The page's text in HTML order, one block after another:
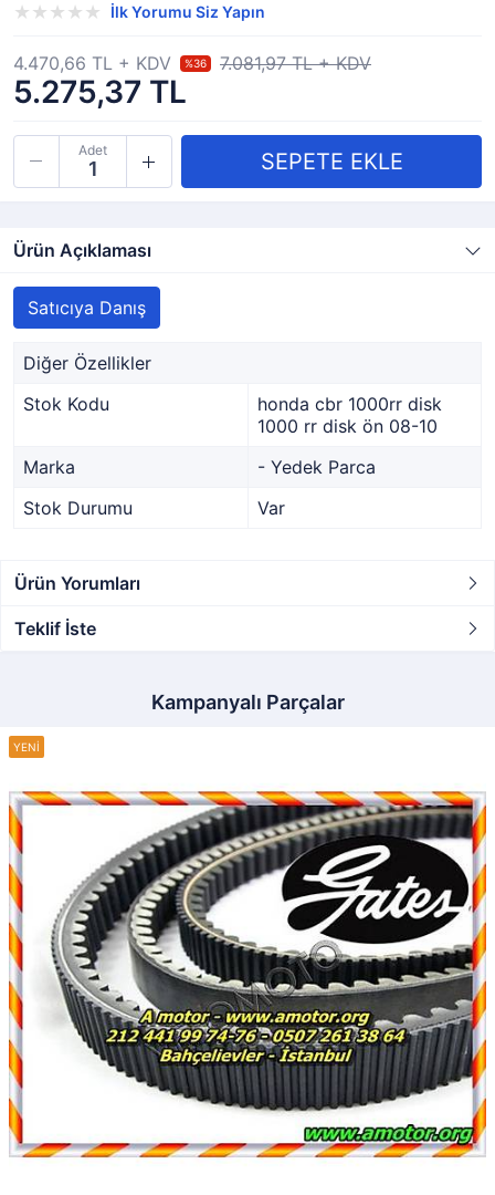
İlk Yorumu Siz Yapın
5.275,37 TL
4.470,66 TL + KDV %36 7.081,97 TL + KDV
Adet
Ürün Açıklaması
Satıcıya Danış
Diğer Özellikler
Stok Kodu
honda cbr 1000rr disk
1000 rr disk ön 08-10
Marka
- Yedek Parca
Stok Durumu
Var
Ürün Yorumları
Teklif İste
Kampanyalı Parçalar